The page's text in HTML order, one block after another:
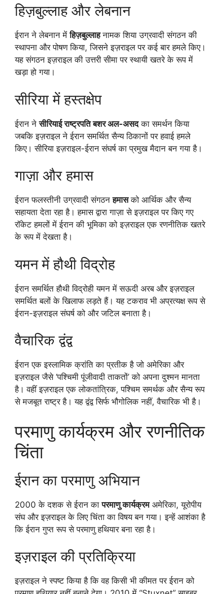
हिज़बुल्लाह और लेबनान
ईरान ने लेबनान मेंहिज़बुल्लाहनामक शिया उग्रवादी संगठन की
स्थापना और पोषण किया, जिसने इज़राइल पर कई बार हमले किए।
यह संगठन इज़राइल की उत्तरी सीमा पर स्थायी खतरे के रूप में
खड़ा हो गया।
सीरिया में हस्तक्षेप
ईरान नेसीरियाई राष्ट्रपति बशर अल-असदका समर्थन किया
जबकि इज़राइल ने ईरान समर्थित सैन्य ठिकानों पर हवाई हमले
किए। सीरिया इज़राइल-ईरान संघर्ष का प्रमुख मैदान बन गया है।
गाज़ा और हमास
ईरान फलस्तीनी उग्रवादी संगठनहमासको आर्थिक और सैन्य
सहायता देता रहा है। हमास द्वारा गाज़ा से इज़राइल पर किए गए
रॉकेट हमलों में ईरान की भूमिका को इज़राइल एक रणनीतिक खतरे
के रूप में देखता है।
यमन में हौथी विद्रोह
ईरान समर्थित हौथी विद्रोही यमन में सऊदी अरब और इज़राइल
समर्थित बलों के खिलाफ लड़ते हैं। यह टकराव भी अप्रत्यक्ष रूप से
ईरान-इज़राइल संघर्ष को और जटिल बनाता है।
वैचारिक द्वंद्व
ईरान एक इस्लामिक क्रांति का प्रतीक है जो अमेरिका और
इज़राइल जैसे ‘पश्चिमी पूंजीवादी ताकतों’ को अपना दुश्मन मानता
है। वहीं इज़राइल एक लोकतांत्रिक, पश्चिम समर्थक और सैन्य रूप
से मजबूत राष्ट्र है। यह द्वंद्व सिर्फ भौगोलिक नहीं, वैचारिक भी है।
परमाणु कार्यक्रम और रणनीतिक
चिंता
ईरान का परमाणु अभियान
2000 के दशक से ईरान कापरमाणु कार्यक्रमअमेरिका, यूरोपीय
संघ और इज़राइल के लिए चिंता का विषय बन गया। इन्हें आशंका है
कि ईरान गुप्त रूप से परमाणु हथियार बना रहा है।
इज़राइल की प्रतिक्रिया
इज़राइल ने स्पष्ट किया है कि वह किसी भी कीमत पर ईरान को